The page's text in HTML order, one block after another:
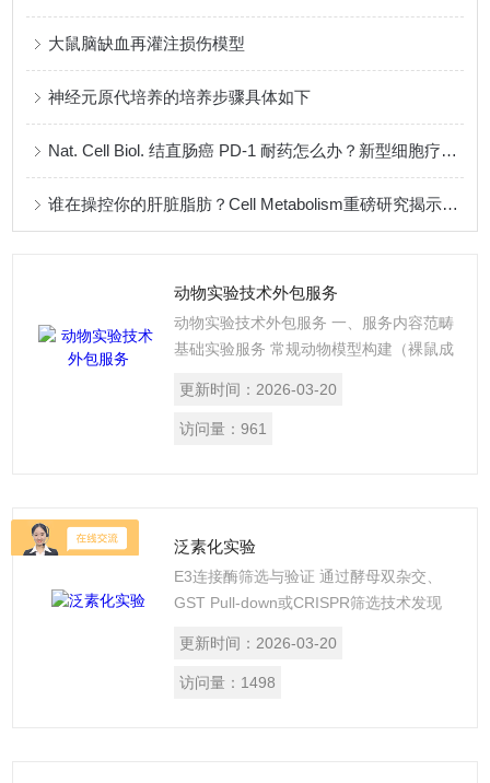
大鼠脑缺血再灌注损伤模型
神经元原代培养的培养步骤具体如下
Nat. Cell Biol. 结直肠癌 PD-1 耐药怎么办？新型细胞疗法提供新思路
谁在操控你的肝脏脂肪？Cell Metabolism重磅研究揭示昼夜代谢真相！”
动物实验技术外包服务
动物实验技术外包服务 一、服务内容范畴
‌基础实验服务‌ 常规动物模型构建（裸鼠成
内注射、胆汁采集等精细操作）8 ‌特色技
术平台‌ 微透析技术：实时监测活体动物生
更新时间： 2026-03-20
访问量： 961
泛素化实验
‌E3连接酶筛选与验证‌ 通过酵母双杂交、
GST Pull-down或CRISPR筛选技术发现
验证其功能‌17。 示例：研究KRAS突变
时，发现USP25与RNF31调控KRAS的线
更新时间： 2026-03-20
访问量： 1498